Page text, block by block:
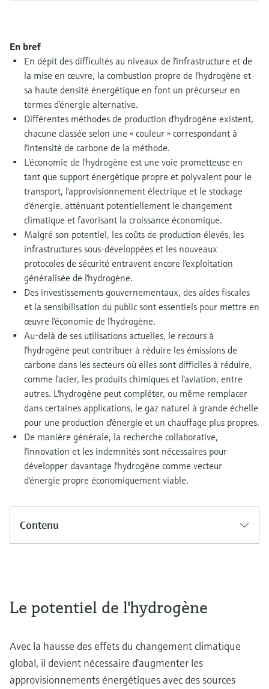
Trouver des informations et de la
documentation spécifiques à un produit
Recherche de pièces détachées
Trouvez la bonne pièce de rechange en
tapant la racine/le code du produit et
accédez aux données spécifiques, vues
éclatées et notices de montage des appareils
pour un remplacement/réparation rapide.
micro-ondes
Mesure du niveau par la pression
Voir tous
Photomètres de process
Mesure par transmission de micro-
ondes
Technologie Memosens
Voir tous
En bref
En dépit des difficultés au niveaux de l'infrastructure et de
la mise en œuvre, la combustion propre de l'hydrogène et
sa haute densité énergétique en font un précurseur en
termes d'énergie alternative.
Différentes méthodes de production d'hydrogène existent,
chacune classée selon une « couleur » correspondant à
l'intensité de carbone de la méthode.
L'économie de l'hydrogène est une voie prometteuse en
tant que support énergétique propre et polyvalent pour le
transport, l'approvisionnement électrique et le stockage
d'énergie, atténuant potentiellement le changement
climatique et favorisant la croissance économique.
Malgré son potentiel, les coûts de production élevés, les
infrastructures sous-développées et les nouveaux
protocoles de sécurité entravent encore l'exploitation
généralisée de l'hydrogène.
Des investissements gouvernementaux, des aides fiscales
et la sensibilisation du public sont essentiels pour mettre en
œuvre l'économie de l'hydrogène.
Au-delà de ses utilisations actuelles, le recours à
l'hydrogène peut contribuer à réduire les émissions de
carbone dans les secteurs où elles sont difficiles à réduire,
comme l'acier, les produits chimiques et l'aviation, entre
autres. L'hydrogène peut compléter, ou même remplacer
dans certaines applications, le gaz naturel à grande échelle
pour une production d'énergie et un chauffage plus propres.
De manière générale, la recherche collaborative,
l'innovation et les indemnités sont nécessaires pour
développer davantage l'hydrogène comme vecteur
d'énergie propre économiquement viable.
Contenu
Le potentiel de l'hydrogène
Avec la hausse des effets du changement climatique
global, il devient nécessaire d'augmenter les
approvisionnements énergétiques avec des sources